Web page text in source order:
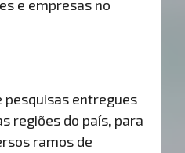
e empresas no
pesquisas entregues
regiões do país, para
ramos de